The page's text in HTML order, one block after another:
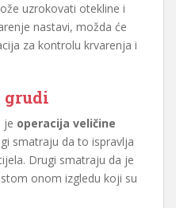
uzrokovati otekline i
nastavi, možda će
za kontrolu krvarenja i
grudi
je operacija veličine
smatraju da to ispravlja
Drugi smatraju da je
onom izgledu koji su